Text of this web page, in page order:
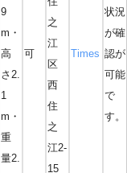
9
m・
高
さ2.
1
m・
重
量2.
可
之
江
区
西
住
之
江2-
15
Times
状況
が確
認が
可能
で
す。